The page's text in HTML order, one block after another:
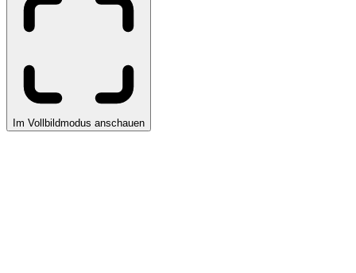
Im Vollbildmodus anschauen